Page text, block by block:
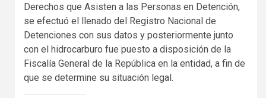
Derechos que Asisten a las Personas en Detención,
se efectuó el llenado del Registro Nacional de
Detenciones con sus datos y posteriormente junto
con el hidrocarburo fue puesto a disposición de la
Fiscalía General de la República en la entidad, a fin de
que se determine su situación legal.